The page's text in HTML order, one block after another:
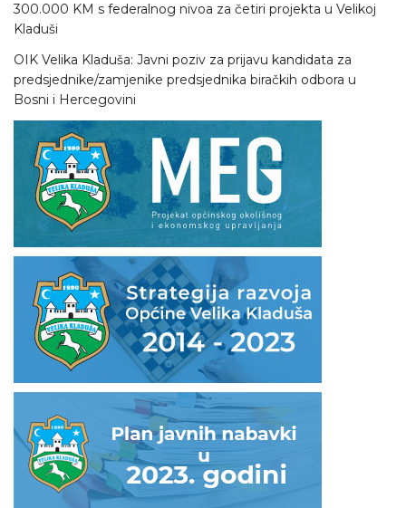
300.000 KM s federalnog nivoa za četiri projekta u Velikoj
Kladuši
OIK Velika Kladuša: Javni poziv za prijavu kandidata za
predsjednike/zamjenike predsjednika biračkih odbora u
Bosni i Hercegovini